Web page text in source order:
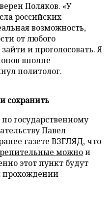
Поляков. «У
российских
возможность,
от любого
и проголосовать. Я
вполне
политолог.
сохранить
государственному
Павел
газете ВЗГЛЯД, что
можнои
этот пункт будут
прохождении